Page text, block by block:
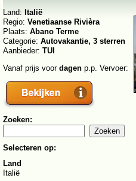
Land: Italië
Regio: Venetiaanse Rivièra
Plaats: Abano Terme
Categorie: Autovakantie, 3 sterren
Aanbieder: TUI
Vanaf prijs voor dagen p.p. Vervoer:
Zoeken:
Selecteren op:
Land
Italië